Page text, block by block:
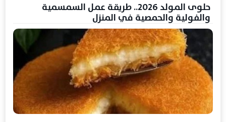
حلوى المولد 2026.. طريقة عمل السمسمية
والفولية والحمصية في المنزل